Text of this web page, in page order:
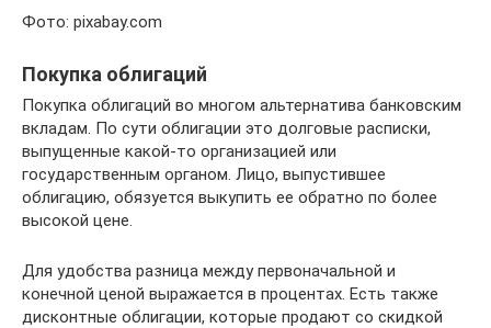
Фото: pixabay.com
Покупка облигаций
Покупка облигаций во многом альтернатива банковским
вкладам. По сути облигации это долговые расписки,
выпущенные какой-то организацией или
государственным органом. Лицо, выпустившее
облигацию, обязуется выкупить ее обратно по более
высокой цене.
Для удобства разница между первоначальной и
конечной ценой выражается в процентах. Есть также
дисконтные облигации, которые продают со скидкой